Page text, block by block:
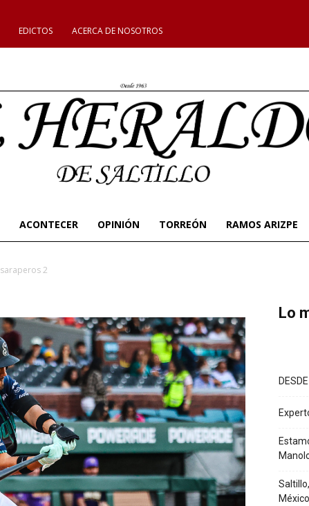
EDICTOS ACERCA DE NOSOTROS
ACONTECER OPINIÓN TORREÓN RAMOS ARIZPE
saraperos 2
Lo